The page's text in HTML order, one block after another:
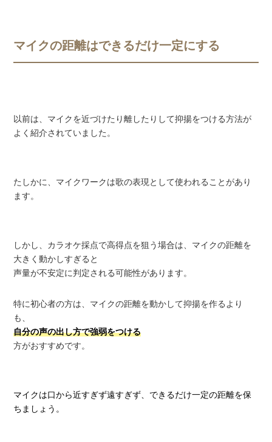
マイクの距離はできるだけ一定にする
以前は、マイクを近づけたり離したりして抑揚をつける方法が
よく紹介されていました。
たしかに、マイクワークは歌の表現として使われることがあり
ます。
しかし、カラオケ採点で高得点を狙う場合は、マイクの距離を
大きく動かしすぎると
声量が不安定に判定される可能性があります。
特に初心者の方は、マイクの距離を動かして抑揚を作るより
も、
自分の声の出し方で強弱をつける
方がおすすめです。
マイクは口から近すぎず遠すぎず、できるだけ一定の距離を保
ちましょう。